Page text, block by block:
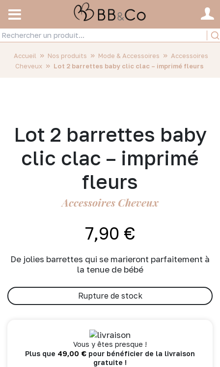
Accueil » Nos produits » Mode & Accessoires » Accessoires
Cheveux » Lot 2 barrettes baby clic clac – imprimé fleurs
Lot 2 barrettes baby
clic clac – imprimé
fleurs
Accessoires Cheveux
7,90 €
De jolies barrettes qui se marieront parfaitement à
la tenue de bébé
Rupture de stock
Vous y êtes presque !
Plus que 49,00 € pour bénéficier de la livraison
gratuite !